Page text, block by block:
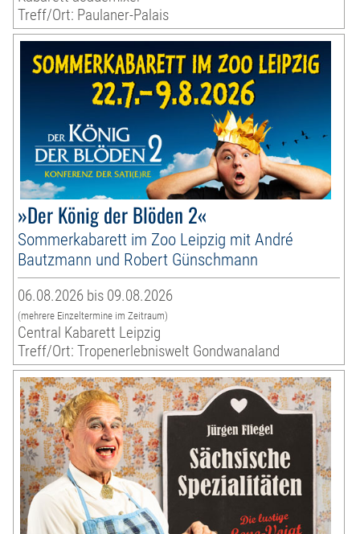
Treff/Ort: Paulaner-Palais
»Der König der Blöden 2«
Sommerkabarett im Zoo Leipzig mit André
Bautzmann und Robert Günschmann
06.08.2026 bis 09.08.2026
(mehrere Einzeltermine im Zeitraum)
Central Kabarett Leipzig
Treff/Ort: Tropenerlebniswelt Gondwanaland